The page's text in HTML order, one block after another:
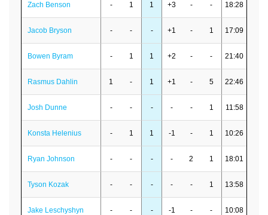
Zach Benson - 1 1 +3 - - 18:28
Jacob Bryson - - - +1 - 1 17:09
Bowen Byram - 1 1 +2 - - 21:40
Rasmus Dahlin 1 - 1 +1 - 5 22:46
Josh Dunne - - - - - 1 11:58
Konsta Helenius - 1 1 -1 - 1 10:26
Ryan Johnson - - - - 2 1 18:01
Tyson Kozak - - - - - 1 13:58
Jake Leschyshyn - - - -1 - - 10:08